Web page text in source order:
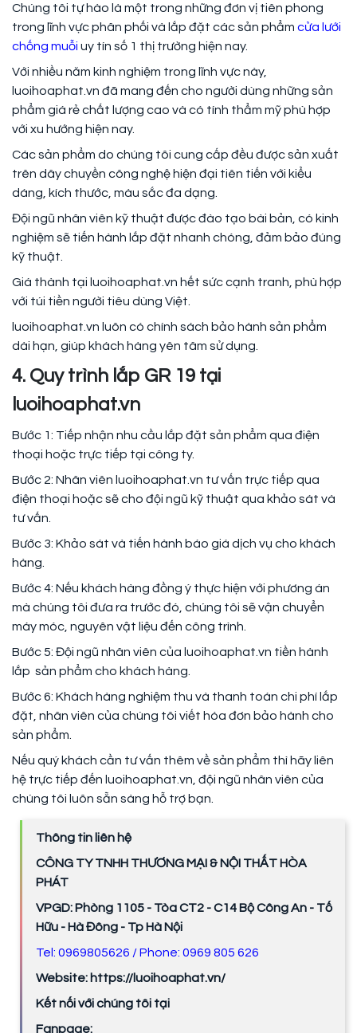
Chúng tôi tự hào là một trong những đơn vị tiên phong
trong lĩnh vực phân phối và lắp đặt các sản phẩm cửa lưới
chống muỗi uy tín số 1 thị trường hiện nay.
Với nhiều năm kinh nghiệm trong lĩnh vực này,
luoihoaphat.vn đã mang đến cho người dùng những sản
phẩm giá rẻ chất lượng cao và có tính thẩm mỹ phù hợp
với xu hướng hiện nay.
Các sản phẩm do chúng tôi cung cấp đều được sản xuất
trên dây chuyền công nghệ hiện đại tiên tiến với kiểu
dáng, kích thước, màu sắc đa dạng.
Đội ngũ nhân viên kỹ thuật được đào tạo bài bản, có kinh
nghiệm sẽ tiến hành lắp đặt nhanh chóng, đảm bảo đúng
kỹ thuật.
Giá thành tại luoihoaphat.vn hết sức cạnh tranh, phù hợp
với túi tiền người tiêu dùng Việt.
luoihoaphat.vn luôn có chính sách bảo hành sản phẩm
dài hạn, giúp khách hàng yên tâm sử dụng.
4. Quy trình lắp GR 19 tại
luoihoaphat.vn
Bước 1: Tiếp nhận nhu cầu lắp đặt sản phẩm qua điện
thoại hoặc trực tiếp tại công ty.
Bước 2: Nhân viên luoihoaphat.vn tư vấn trực tiếp qua
điện thoại hoặc sẽ cho đội ngũ kỹ thuật qua khảo sát và
tư vấn.
Bước 3: Khảo sát và tiến hành báo giá dịch vụ cho khách
hàng.
Bước 4: Nếu khách hàng đồng ý thực hiện với phương án
mà chúng tôi đưa ra trước đó, chúng tôi sẽ vận chuyển
máy móc, nguyên vật liệu đến công trình.
Bước 5: Đội ngũ nhân viên của luoihoaphat.vn tiền hành
lắp sản phẩm cho khách hàng.
Bước 6: Khách hàng nghiệm thu và thanh toán chi phí lắp
đặt, nhân viên của chúng tôi viết hóa đơn bảo hành cho
sản phẩm.
Nếu quý khách cần tư vấn thêm về sản phẩm thì hãy liên
hệ trực tiếp đến luoihoaphat.vn, đội ngũ nhân viên của
chúng tôi luôn sẵn sàng hỗ trợ bạn.
Thông tin liên hệ
CÔNG TY TNHH THƯƠNG MẠI & NỘI THẤT HÒA
PHÁT
VPGD: Phòng 1105 - Tòa CT2 - C14 Bộ Công An - Tố
Hữu - Hà Đông - Tp Hà Nội
Tel: 0969805626 / Phone: 0969 805 626
Website: https://luoihoaphat.vn/
Kết nối với chúng tôi tại
Fanpage: